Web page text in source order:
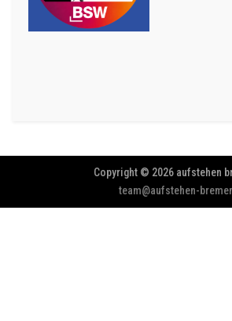
Copyright © 2026 aufstehen
team@aufstehen-